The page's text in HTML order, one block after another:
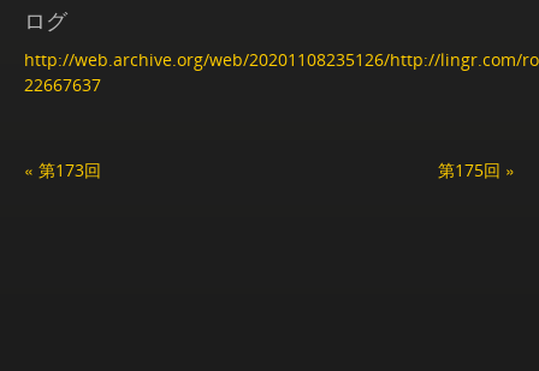
ログ
http://web.archive.org/web/20201108235126/http://lingr.com/
22667637
« 第173回 第175回 »